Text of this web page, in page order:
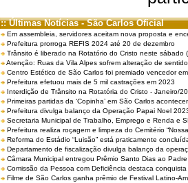
:: Últimas Notícias - São Carlos Oficial
Em assembleia, servidores aceitam nova proposta e
Prefeitura prorroga REFIS 2024 até 20 de dezembro
Trânsito é liberado na Rotatório do Cristo neste sábado
Atenção: Ruas da Vila Alpes sofrem alteração de
Centro Estético de São Carlos foi premiado vencedor
Prefeitura efetuou mais de 5 mil castrações em 2023
Interdição de Trânsito na Rotatória do Cristo - Janeiro/
Primeiras partidas da ‘Copinha’ em São Carlos
Prefeitura divulga balanço da Operação Papai Noel
Secretaria Municipal de Trabalho, Emprego e Renda e
Prefeitura realiza roçagem e limpeza do Cemitério
Reforma do Estádio “Luisão” está praticamente
Departamento de fiscalização divulga balanço da
Câmara Municipal entregou Prêmio Santo Dias ao
Comissão da Pessoa com Deficiência destaca
Filme de São Carlos ganha prêmio de Festival Latino-